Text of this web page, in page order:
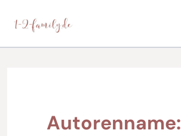
Inhalt
springen
Autorenname: